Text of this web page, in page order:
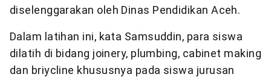
diselenggarakan oleh Dinas Pendidikan Aceh.
Dalam latihan ini, kata Samsuddin, para siswa
dilatih di bidang joinery, plumbing, cabinet making
dan briycline khususnya pada siswa jurusan